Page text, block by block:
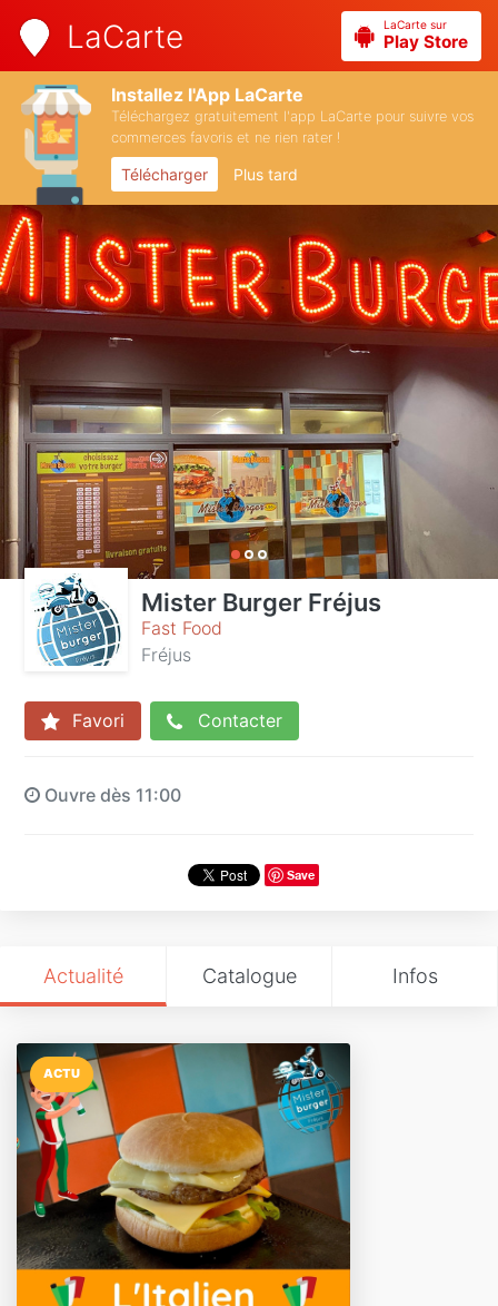
LaCarte LaCarte sur
Play Store
Installez l'App LaCarte
Téléchargez gratuitement l'app LaCarte pour suivre vos
commerces favoris et ne rien rater !
Télécharger Plus tard
Mister Burger Fréjus
Fast Food
Fréjus
Favori Contacter
Ouvre dès 11:00
Save
Actualité Catalogue Infos
ACTU